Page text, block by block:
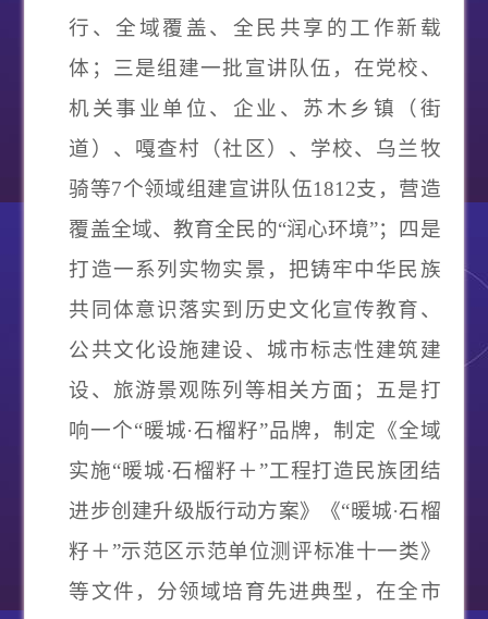
行、全域覆盖、全民共享的工作新载
体；
三是组建一批宣讲队伍 ，在党校、
机关事业单位、企业、苏木乡镇（街
道）、嘎查村（社区）、学校、乌兰牧
骑等7个领域组建宣讲队伍1812支，营造
覆盖全域、教育全民的“润心环境”；
四是
打造一系列实物实景 ，把铸牢中华民族
共同体意识落实到历史文化宣传教育、
公共文化设施建设、城市标志性建筑建
设、旅游景观陈列等相关方面；
五是打
响一个“暖城·石榴籽”品牌，制定《全域
实施“暖城·石榴籽＋”工程打造民族团结
进步创建升级版行动方案》《“暖城·石榴
籽＋”示范区示范单位测评标准十一类》
等文件，分领域培育先进典型，在全市